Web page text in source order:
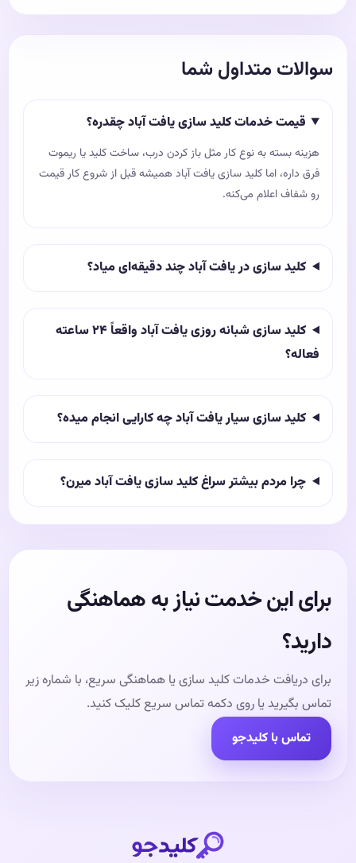
سوالات متداول شما
قیمت خدمات کلید سازی یافت آباد چقدره؟
هزینه بسته به نوع کار مثل باز کردن درب، ساخت کلید یا ریموت
فرق داره، اما کلید سازی یافت آباد همیشه قبل از شروع کار قیمت
رو شفاف اعلام می‌کنه.
کلید سازی در یافت آباد چند دقیقه‌ای میاد؟
کلید سازی شبانه روزی یافت آباد واقعاً ۲۴ ساعته
فعاله؟
کلید سازی سیار یافت آباد چه کارایی انجام میده؟
چرا مردم بیشتر سراغ کلید سازی یافت آباد میرن؟
برای این خدمت نیاز به هماهنگی
دارید؟
برای دریافت خدمات کلید سازی یا هماهنگی سریع، با شماره زیر
تماس بگیرید یا روی دکمه تماس سریع کلیک کنید.
تماس با کلیدجو